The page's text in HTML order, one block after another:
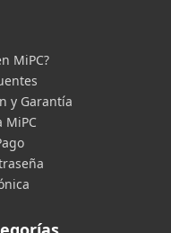
MiPC?
y Garantía
MiPC